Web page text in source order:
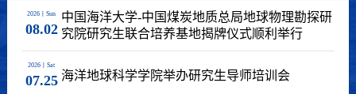
2026 丨Sun
08.02
中国海洋大学-中国煤炭地质总局地球物理勘探研
究院研究生联合培养基地揭牌仪式顺利举行
2026 丨Sat
07.25 海洋地球科学学院举办研究生导师培训会